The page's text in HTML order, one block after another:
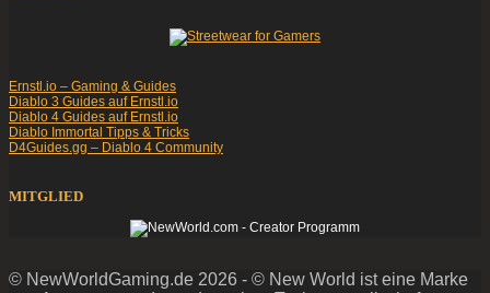
Ernstl.io – Gaming & Guides
Diablo 3 Guides auf Ernstl.io
Diablo 4 Guides auf Ernstl.io
Diablo Immortal Tipps & Tricks
D4Guides.gg – Diablo 4 Community
MITGLIED
© NewWorldGaming.de 2026 - © New World ist eine Marke